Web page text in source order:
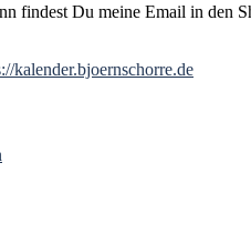
findest Du meine Email in
kalender.bjoernschorre.de